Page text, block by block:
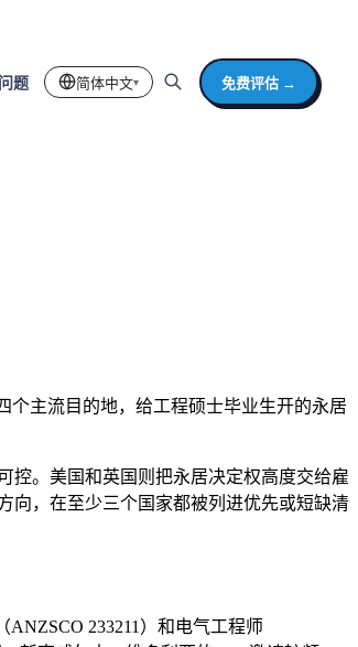
题 简体中文▾ 免费评估 →
主流目的地，给工程硕士毕业生开的永居
控。美国和英国则把永居决定权高度交给雇
，在至少三个国家都被列进优先或短缺清
233211）和电气工程师